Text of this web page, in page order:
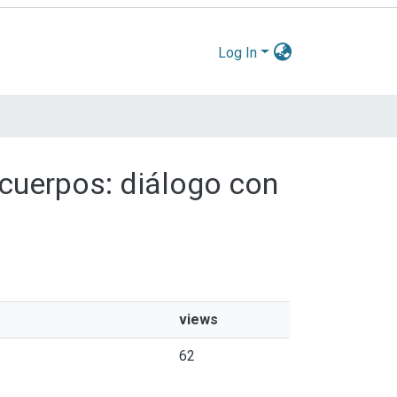
Log In
diálogo con
views
62